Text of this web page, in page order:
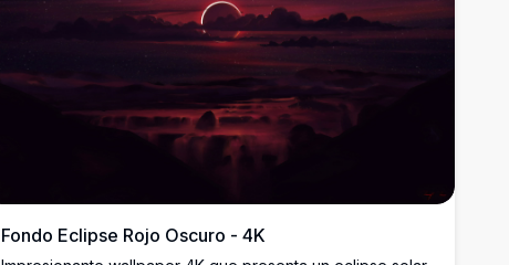
Fondo Eclipse Rojo Oscuro - 4K